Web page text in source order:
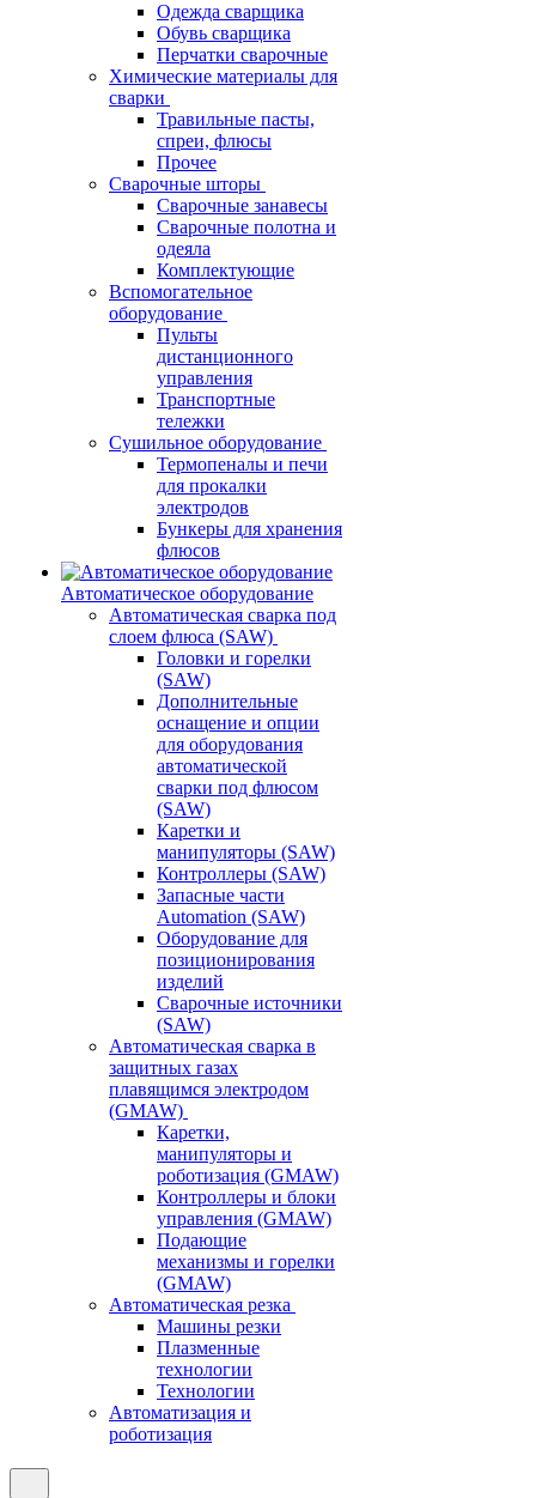
Одежда сварщика
Обувь сварщика
Перчатки сварочные
Химические материалы для
сварки
Травильные пасты,
спреи, флюсы
Прочее
Сварочные шторы
Сварочные занавесы
Сварочные полотна и
одеяла
Комплектующие
Вспомогательное
оборудование
Пульты
дистанционного
управления
Транспортные
тележки
Сушильное оборудование
Термопеналы и печи
для прокалки
электродов
Бункеры для хранения
флюсов
Автоматическое оборудование
Автоматическая сварка под
слоем флюса (SAW)
Головки и горелки
(SAW)
Дополнительные
оснащение и опции
для оборудования
автоматической
сварки под флюсом
(SAW)
Каретки и
манипуляторы (SAW)
Контроллеры (SAW)
Запасные части
Automation (SAW)
Оборудование для
позиционирования
изделий
Сварочные источники
(SAW)
Автоматическая сварка в
защитных газах
плавящимся электродом
(GMAW)
Каретки,
манипуляторы и
роботизация (GMAW)
Контроллеры и блоки
управления (GMAW)
Подающие
механизмы и горелки
(GMAW)
Автоматическая резка
Машины резки
Плазменные
технологии
Технологии
Автоматизация и
роботизация